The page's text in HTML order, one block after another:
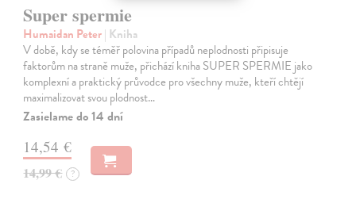
Super spermie
Humaidan Peter| Kniha
V době, kdy se téměř polovina případů neplodnosti připisuje
faktorům na straně muže, přichází kniha SUPER SPERMIE jako
komplexní a praktický průvodce pro všechny muže, kteří chtějí
maximalizovat svou plodnost…
Zasielame do 14 dní
14,54 €
14,99 € ?